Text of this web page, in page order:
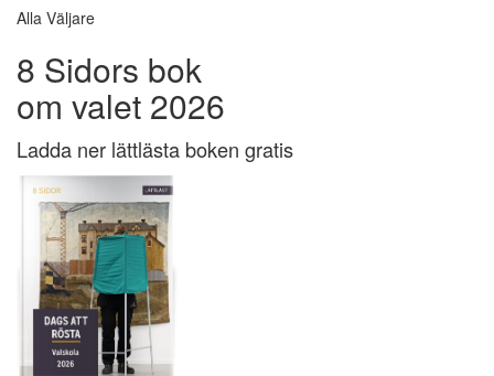
Alla Väljare
8 Sidors bok
om valet 2026
Ladda ner lättlästa boken gratis